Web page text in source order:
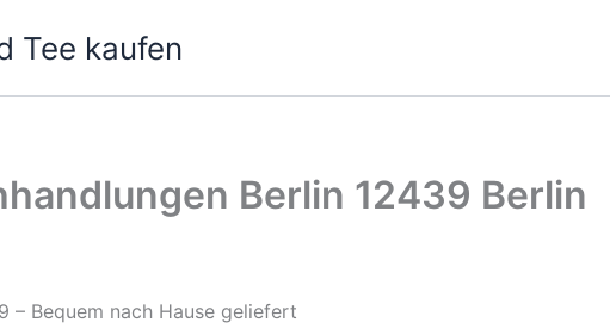
Tee kaufen
Berlin 12439 Berlin
– Bequem nach Hause geliefert